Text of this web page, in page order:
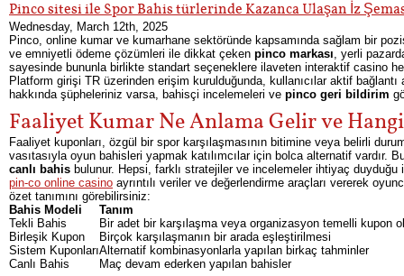
Pinco sitesi ile Spor Bahis türlerinde Kazanca Ulaşan İz
Wednesday, March 12th, 2025
Pinco, online kumar ve kumarhane sektöründe kapsamında sağlam bir
ve emniyetli ödeme çözümleri ile dikkat çeken pinco markası, yerli
sayesinde bununla birlikte standart seçeneklere ilaveten interaktif casino
Platform girişi TR üzerinden erişim kurulduğunda, kullanıcılar aktif
hakkında şüpheleriniz varsa, bahisçi incelemeleri ve pinco geri bildirim
Faaliyet Kumar Ne Anlama Gelir ve
Faaliyet kuponları, özgül bir spor karşılaşmasının bitimine veya belirli
vasıtasıyla oyun bahisleri yapmak katılımcılar için bolca alternatif vardır.
canlı bahis bulunur. Hepsi, farklı stratejiler ve incelemeler ihtiyaç
pin-co online casino ayrıntılı veriler ve değerlendirme araçları vererek
özet tanımını görebilirsiniz:
Bahis Modeli
Tanım
Tekli Bahis
Bir adet bir karşılaşma veya organizasyon temelli kupon
Birleşik Kupon
Birçok karşılaşmanın bir arada eşleştirilmesi
Sistem KuponlarıAlternatif kombinasyonlarla yapılan birkaç tahminler
Canlı Bahis
Maç devam ederken yapılan bahisler